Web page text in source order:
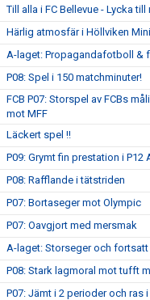
Till alla i FC Bellevue - Lycka
Härlig atmosfär i Höllviken
A-laget: Propagandafotboll &
P08: Spel i 150 matchminuter!
FCB P07: Storspel av FCBs
mot MFF
Läckert spel !!
P09: Grymt fin prestation i P12
P08: Rafflande i tätstriden
P07: Bortaseger mot Olympic
P07: Oavgjort med mersmak
A-laget: Storseger och
P08: Stark lagmoral mot tufft
P07: Jämt i 2 perioder och ras